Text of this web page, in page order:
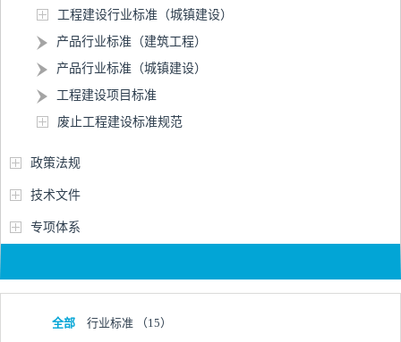
工程建设行业标准（城镇建设）
产品行业标准（建筑工程）
产品行业标准（城镇建设）
工程建设项目标准
废止工程建设标准规范
政策法规
技术文件
专项体系
全部 行业标准 （15）